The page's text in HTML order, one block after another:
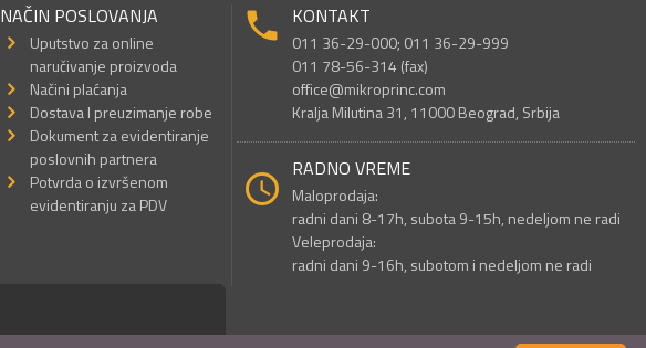
NAČIN POSLOVANJA
Uputstvo za online
naručivanje proizvoda
Načini plaćanja
Dostava I preuzimanje robe
Dokument za evidentiranje
poslovnih partnera
Potvrda o izvršenom
evidentiranju za PDV
KONTAKT
011 36-29-000; 011 36-29-999
011 78-56-314 (fax)
office@mikroprinc.com
Kralja Milutina 31, 11000 Beograd, Srbija
RADNO VREME
Maloprodaja:
radni dani 8-17h, subota 9-15h, nedeljom ne radi
Veleprodaja:
radni dani 9-16h, subotom i nedeljom ne radi